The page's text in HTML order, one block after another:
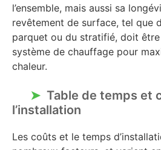
l’ensemble, mais aussi sa
revêtement de surface, tel que
parquet ou du stratifié, doit
système de chauffage pour
chaleur.
Table de temps et
l’installation
Les coûts et le temps